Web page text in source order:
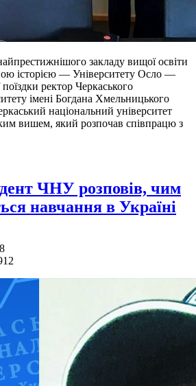
закладу вищої освіти
історією — Університету Осло —
ректор Черкаського
імені Богдана Хмельницького
національний університет
вишем, який розпочав співпрацю з
ЧНУ розповів, чим
навчання в Україні